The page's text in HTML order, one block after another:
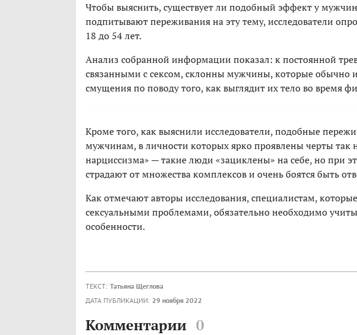
Чтобы выяснить, существует ли подобный эффект у
подпитывают переживания на эту тему, исследователи
18 до 54 лет.
Анализ собранной информации показал: к постоянной
связанными с сексом, склонны мужчины, которые обычно
смущения по поводу того, как выглядит их тело во время
Кроме того, как выяснили исследователи, подобные
мужчинам, в личности которых ярко проявлены черты так
нарциссизма» — такие люди «зациклены» на себе, но при
страдают от множества комплексов и очень боятся быть
Как отмечают авторы исследования, специалистам,
сексуальными проблемами, обязательно необходимо
особенности.
ТЕКСТ: Татьяна Щеглова
ДАТА ПУБЛИКАЦИИ: 29 ноября 2022
Комментарии 0